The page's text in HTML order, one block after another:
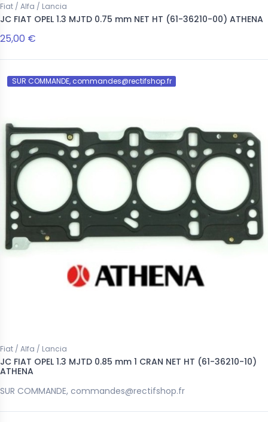
Fiat / Alfa / Lancia
JC FIAT OPEL 1.3 MJTD 0.75 mm NET HT (61-36210-00) ATHENA
25,00 €
SUR COMMANDE, commandes@rectifshop.fr
Fiat / Alfa / Lancia
JC FIAT OPEL 1.3 MJTD 0.85 mm 1 CRAN NET HT (61-36210-10)
ATHENA
SUR COMMANDE, commandes@rectifshop.fr